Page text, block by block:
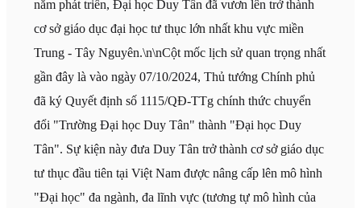
năm phát triển, Đại học Duy Tân đã vươn lên trở thành
cơ sở giáo dục đại học tư thục lớn nhất khu vực miền
Trung - Tây Nguyên.\n\nCột mốc lịch sử quan trọng nhất
gần đây là vào ngày 07/10/2024, Thủ tướng Chính phủ
đã ký Quyết định số 1115/QĐ-TTg chính thức chuyển
đổi "Trường Đại học Duy Tân" thành "Đại học Duy
Tân". Sự kiện này đưa Duy Tân trở thành cơ sở giáo dục
tư thục đầu tiên tại Việt Nam được nâng cấp lên mô hình
"Đại học" đa ngành, đa lĩnh vực (tương tự mô hình của